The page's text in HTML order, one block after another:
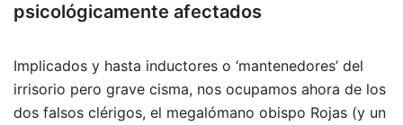
psicológicamente afectados
Implicados y hasta inductores o ‘mantenedores’ del
irrisorio pero grave cisma, nos ocupamos ahora de los
dos falsos clérigos, el megalómano obispo Rojas (y un